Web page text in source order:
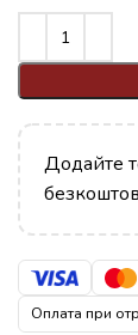
Додайте
Оплата при